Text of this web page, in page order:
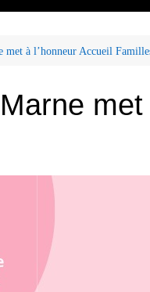
met à l’honneur Accueil
Marne